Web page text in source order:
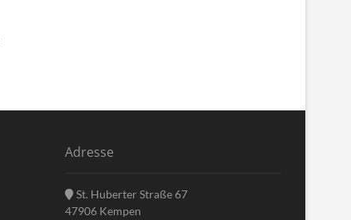
Adresse
St. Huberter Straße 67
47906 Kempen